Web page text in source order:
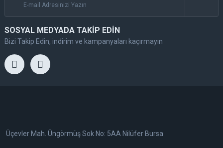
SOSYAL MEDYADA TAKİP EDİN
Bizi Takip Edin, indirim ve kampanyaları kaçırmayın
Üçevler Mah. Üngörmüş Sok No: 5AA Nilüfer Bursa